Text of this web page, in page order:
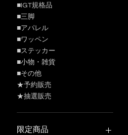
■IGT規格品
■三脚
■アパレル
■ワッペン
■ステッカー
■小物・雑貨
■その他
★予約販売
★抽選販売
限定商品